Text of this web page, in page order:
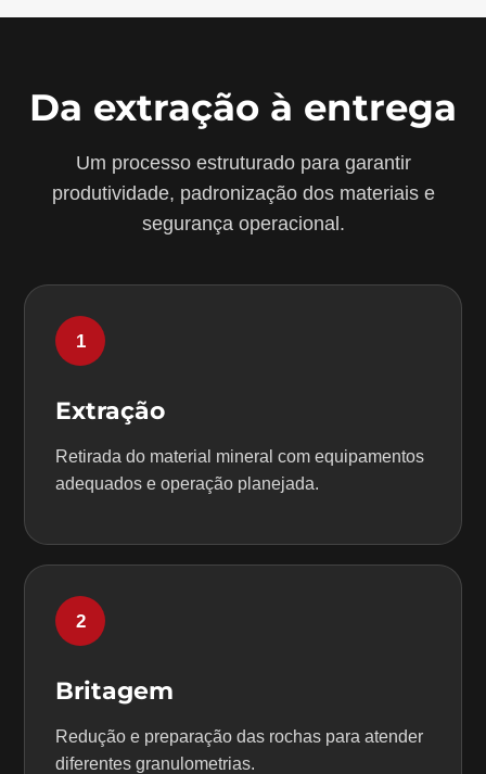
Da extração à entrega
Um processo estruturado para garantir
produtividade, padronização dos materiais e
segurança operacional.
1
Extração
Retirada do material mineral com equipamentos
adequados e operação planejada.
2
Britagem
Redução e preparação das rochas para atender
diferentes granulometrias.